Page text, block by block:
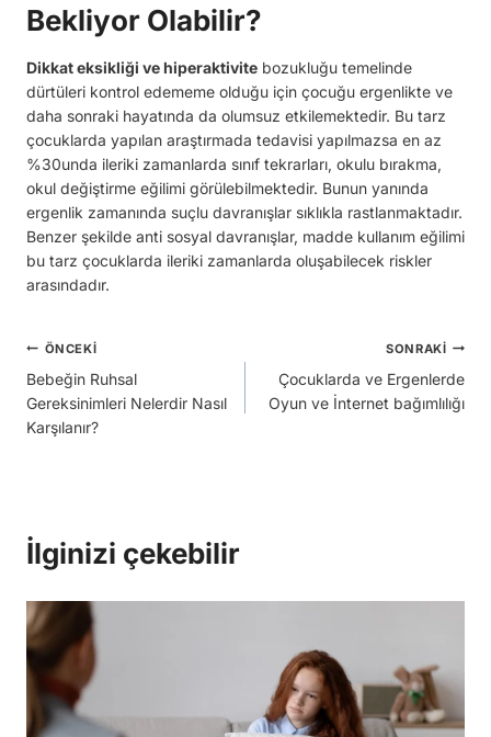
Bekliyor Olabilir?
Dikkat eksikliği ve hiperaktivite bozukluğu temelinde
dürtüleri kontrol edememe olduğu için çocuğu ergenlikte ve
daha sonraki hayatında da olumsuz etkilemektedir. Bu tarz
çocuklarda yapılan araştırmada tedavisi yapılmazsa en az
%30unda ileriki zamanlarda sınıf tekrarları, okulu bırakma,
okul değiştirme eğilimi görülebilmektedir. Bunun yanında
ergenlik zamanında suçlu davranışlar sıklıkla rastlanmaktadır.
Benzer şekilde anti sosyal davranışlar, madde kullanım eğilimi
bu tarz çocuklarda ileriki zamanlarda oluşabilecek riskler
arasındadır.
Yazı
gezinmesi
ÖNCEKI
Bebeğin Ruhsal
Gereksinimleri Nelerdir Nasıl
Karşılanır?
SONRAKI
Çocuklarda ve Ergenlerde
Oyun ve İnternet bağımlılığı
İlginizi çekebilir